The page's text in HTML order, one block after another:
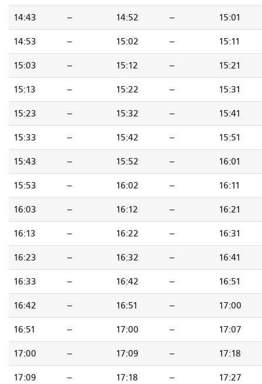
14:43 -- 14:52 -- 15:01
14:53 -- 15:02 -- 15:11
15:03 -- 15:12 -- 15:21
15:13 -- 15:22 -- 15:31
15:23 -- 15:32 -- 15:41
15:33 -- 15:42 -- 15:51
15:43 -- 15:52 -- 16:01
15:53 -- 16:02 -- 16:11
16:03 -- 16:12 -- 16:21
16:13 -- 16:22 -- 16:31
16:23 -- 16:32 -- 16:41
16:33 -- 16:42 -- 16:51
16:42 -- 16:51 -- 17:00
16:51 -- 17:00 -- 17:07
17:00 -- 17:09 -- 17:18
17:09 -- 17:18 -- 17:27